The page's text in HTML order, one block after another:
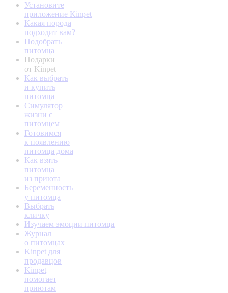
Установите
приложение Kinpet
Какая порода
подходит вам?
Подобрать
питомца
Подарки
от Kinpet
Как выбрать
и купить
питомца
Симулятор
жизни с
питомцем
Готовимся
к появлению
питомца дома
Как взять
питомца
из приюта
Беременность
у питомца
Выбрать
кличку
Изучаем эмоции питомца
Журнал
о питомцах
Kinpet для
продавцов
Kinpet
помогает
приютам